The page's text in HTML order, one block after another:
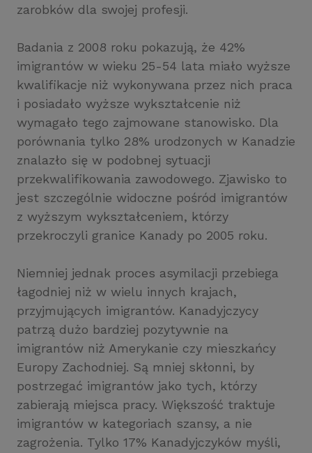
zarobków dla swojej profesji.
Badania z 2008 roku pokazują, że 42%
imigrantów w wieku 25-54 lata miało wyższe
kwalifikacje niż wykonywana przez nich praca
i posiadało wyższe wykształcenie niż
wymagało tego zajmowane stanowisko. Dla
porównania tylko 28% urodzonych w Kanadzie
znalazło się w podobnej sytuacji
przekwalifikowania zawodowego. Zjawisko to
jest szczególnie widoczne pośród imigrantów
z wyższym wykształceniem, którzy
przekroczyli granice Kanady po 2005 roku.
Niemniej jednak proces asymilacji przebiega
łagodniej niż w wielu innych krajach,
przyjmujących imigrantów. Kanadyjczycy
patrzą dużo bardziej pozytywnie na
imigrantów niż Amerykanie czy mieszkańcy
Europy Zachodniej. Są mniej skłonni, by
postrzegać imigrantów jako tych, którzy
zabierają miejsca pracy. Większość traktuje
imigrantów w kategoriach szansy, a nie
zagrożenia. Tylko 17% Kanadyjczyków myśli,